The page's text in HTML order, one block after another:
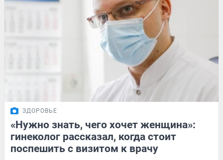
ЗДОРОВЬЕ
«Нужно знать, чего хочет женщина»:
гинеколог рассказал, когда стоит
поспешить с визитом к врачу